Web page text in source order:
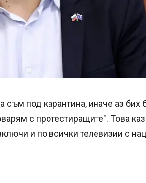
под карантина, иначе аз бих
с протестиращите". Това
и по всички телевизии с